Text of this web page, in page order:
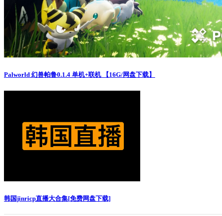
Palworld 幻兽帕鲁0.1.4 单机+联机 【16G/网盘下载】
韩国jinricp直播大合集[免费网盘下载]